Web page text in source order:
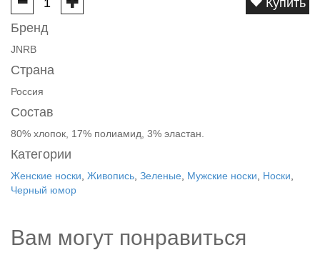
Купить
Бренд
JNRB
Страна
Россия
Состав
80% хлопок, 17% полиамид, 3% эластан.
Категории
Женские носки Живопись Зеленые Мужские носки Носки
Черный юмор
Вам могут понравиться